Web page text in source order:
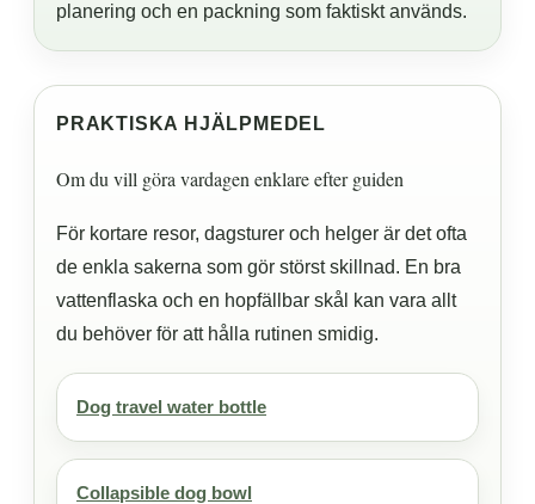
planering och en packning som faktiskt används.
PRAKTISKA HJÄLPMEDEL
Om du vill göra vardagen enklare efter guiden
För kortare resor, dagsturer och helger är det ofta
de enkla sakerna som gör störst skillnad. En bra
vattenflaska och en hopfällbar skål kan vara allt
du behöver för att hålla rutinen smidig.
Dog travel water bottle
Collapsible dog bowl